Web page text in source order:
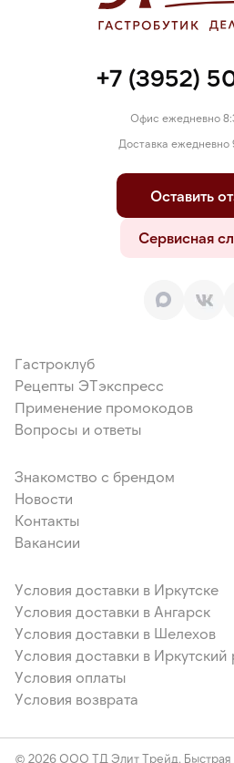
+7 (3952)
Офис ежедневно
Доставка
Оставить
Сервисная
Гастроклуб
Рецепты ЭТэкспресс
Применение промокодов
Вопросы и ответы
Знакомство с брендом
Новости
Контакты
Вакансии
Условия доставки в Иркутске
Условия доставки в Ангарск
Условия доставки в Шелехов
Условия доставки в Иркутский
Условия оплаты
Условия возврата
© 2026 ООО ТД Элит Трейд. Быстрая